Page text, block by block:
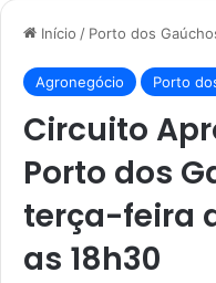
Início / Porto dos
Agronegócio Porto
Circuito
Porto dos
terça-feira
as 18h30